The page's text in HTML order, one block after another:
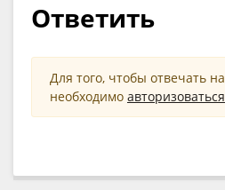
Ответить
Для того, чтобы отвечать
необходимо авторизоваться